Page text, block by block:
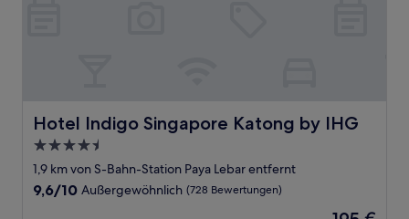
Hotel Indigo Singapore Katong by IHG
Hotel Indigo Singapore Katong by IHG
4.5-
Sterne-
Unterkunft
1,9 km von S-Bahn-Station Paya Lebar entfernt
9.6
9,6/10 Außergewöhnlich (728 Bewertungen)
Der